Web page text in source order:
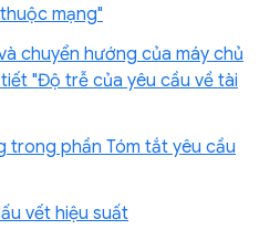
mạng"
chuyển hướng của máy chủ
"Độ trễ của yêu cầu về tài
trong phần Tóm tắt yêu cầu
vết hiệu suất